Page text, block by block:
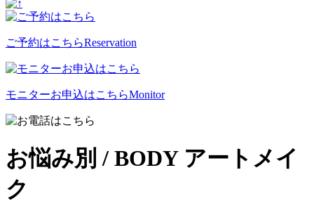
ご予約はこちらReservation
モニターお申込はこちらMonitor
お悩み別 / BODY アートメイ
ク